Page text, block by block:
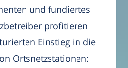
und fundiertes
profitieren
Einstieg in die
Ortsnetzstationen: